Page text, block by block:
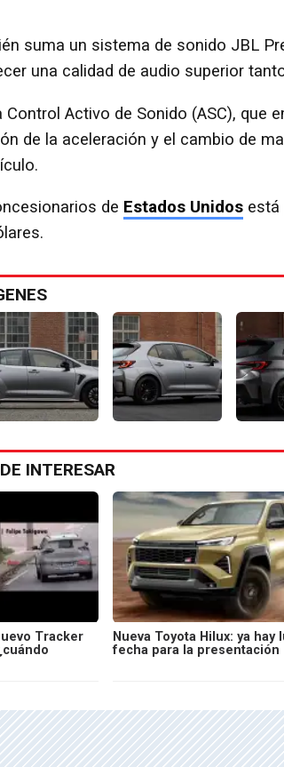
suma un sistema de sonido JBL
una calidad de audio superior
Control Activo de Sonido (ASC), que
de la aceleración y el cambio de
de Estados Unidos está
INTERESAR
Tracker
Nueva Toyota Hilux: ya hay
fecha para la presentación